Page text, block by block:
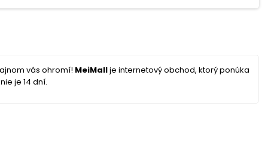
vás ohromí! MeiMallje internetový obchod, ktorý ponúka
je 14 dní.